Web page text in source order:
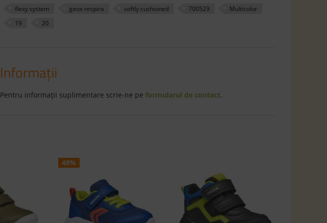
flexy system
geox respira softly cushioned 700529
Multicolor
19
20
Informaţii
Pentru informaţii suplimentare scrie-ne pe formularul de contact.
48%